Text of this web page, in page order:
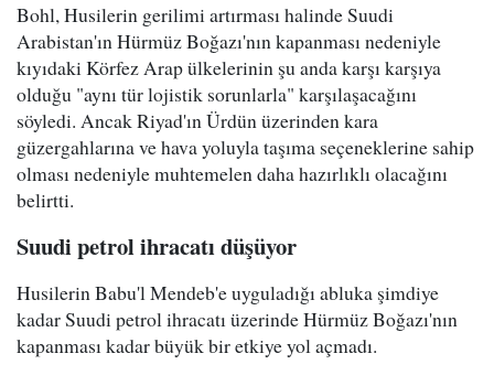
Bohl, Husilerin gerilimi artırması halinde Suudi
Arabistan'ın Hürmüz Boğazı'nın kapanması nedeniyle
kıyıdaki Körfez Arap ülkelerinin şu anda karşı karşıya
olduğu "aynı tür lojistik sorunlarla" karşılaşacağını
söyledi. Ancak Riyad'ın Ürdün üzerinden kara
güzergahlarına ve hava yoluyla taşıma seçeneklerine sahip
olması nedeniyle muhtemelen daha hazırlıklı olacağını
belirtti.
Suudi petrol ihracatı düşüyor
Husilerin Babu'l Mendeb'e uyguladığı abluka şimdiye
kadar Suudi petrol ihracatı üzerinde Hürmüz Boğazı'nın
kapanması kadar büyük bir etkiye yol açmadı.